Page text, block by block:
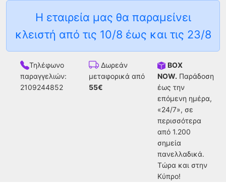
Η εταιρεία μας θα παραμείνει
κλειστή από τις 10/8 έως και τις 23/8
Τηλέφωνο
παραγγελιών:
2109244852
Δωρεάν
μεταφορικά από
55€
BOX
NOW. Παράδοση
έως την
επόμενη ημέρα,
«24/7», σε
περισσότερα
από 1.200
σημεία
πανελλαδικά.
Tώρα και στην
Κύπρο!